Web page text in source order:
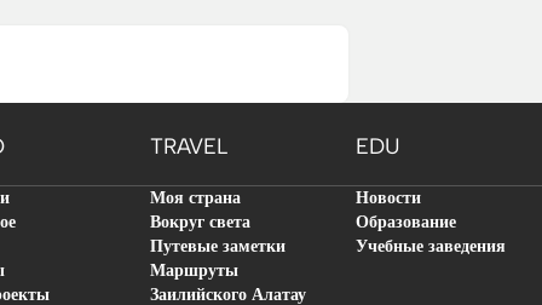
TRAVEL EDU
Моя страна
Вокруг света
Путевые заметки
Маршруты
Заилийского Алатау
Новости
Образование
Учебные заведения